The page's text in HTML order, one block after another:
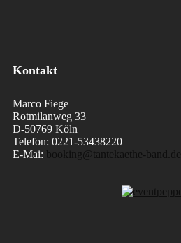
Kontakt
Marco Fiege
Rotmilanweg 33
D-50769 Köln
Telefon: 0221-53438220
E-Mai: booking@tantekaethe-band.de